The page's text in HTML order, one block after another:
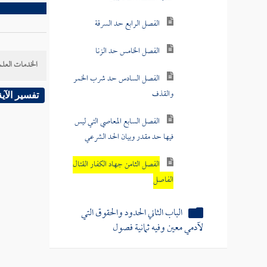
الفصل الرابع حد السرقة
الفصل الخامس حد الزنا
الفصل السادس حد شرب الخمر
والقذف
الفصل السابع المعاصي التي ليس
فيها حد مقدر وبيان الحد الشرعي
الفصل الثامن جهاد الكفار القتال
الفاصل
الباب الثاني الحدود والحقوق التي
لآدمي معين وفيه ثمانية فصول
الخدمات
تفسير